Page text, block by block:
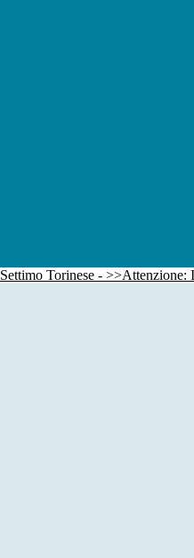
Settimo Torinese -